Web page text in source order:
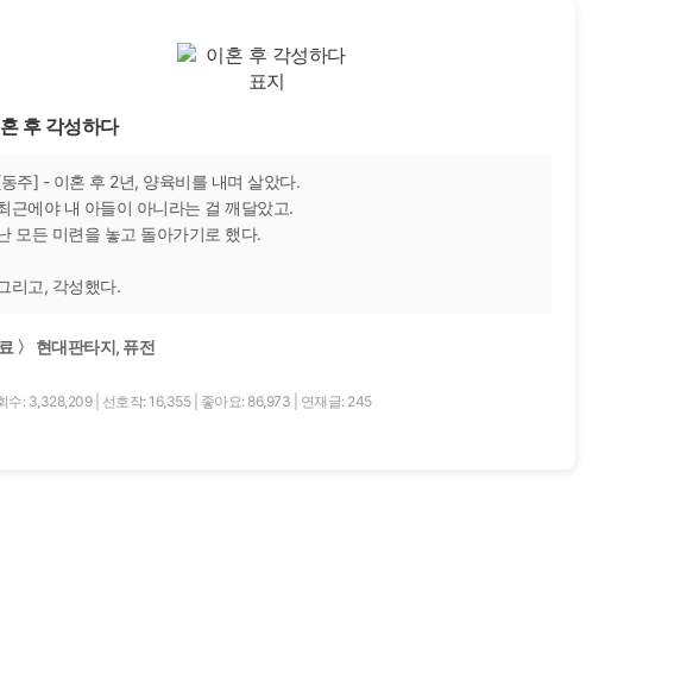
후 각성하다
주] - 이혼 후 2년, 양육비를 내며 살았다.
근에야 내 아들이 아니라는 걸 깨달았고.
모든 미련을 놓고 돌아가기로 했다.
리고, 각성했다.
〉 현대판타지, 퓨전
수: 3,328,209 선호작: 16,355 좋아요: 86,973 연재글: 245